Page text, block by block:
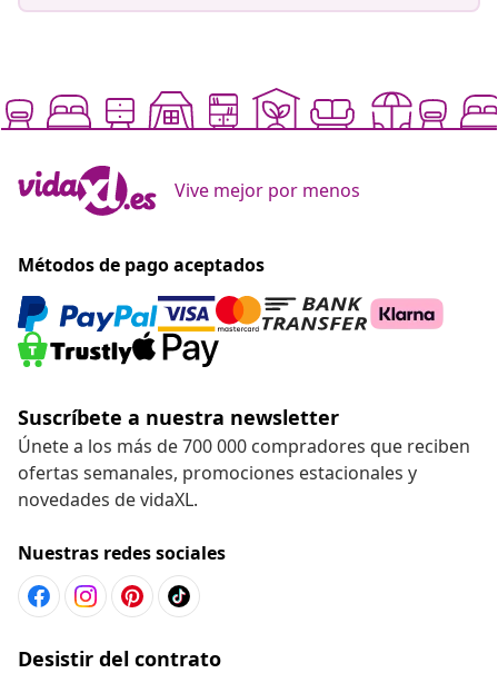
Vive mejor por menos
Métodos de pago aceptados
Suscríbete a nuestra newsletter
Únete a los más de 700 000 compradores que reciben
ofertas semanales, promociones estacionales y
novedades de vidaXL.
Nuestras redes sociales
Desistir del contrato